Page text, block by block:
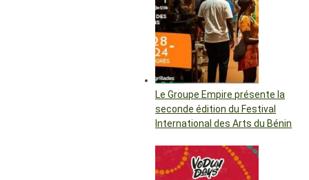
Le Groupe Empire présente la
seconde édition du Festival
International des Arts du Bénin